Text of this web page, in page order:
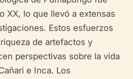
XX, lo que llevó a extensas
Estos esfuerzos
de artefactos y
perspectivas sobre la vida
e Inca. Los